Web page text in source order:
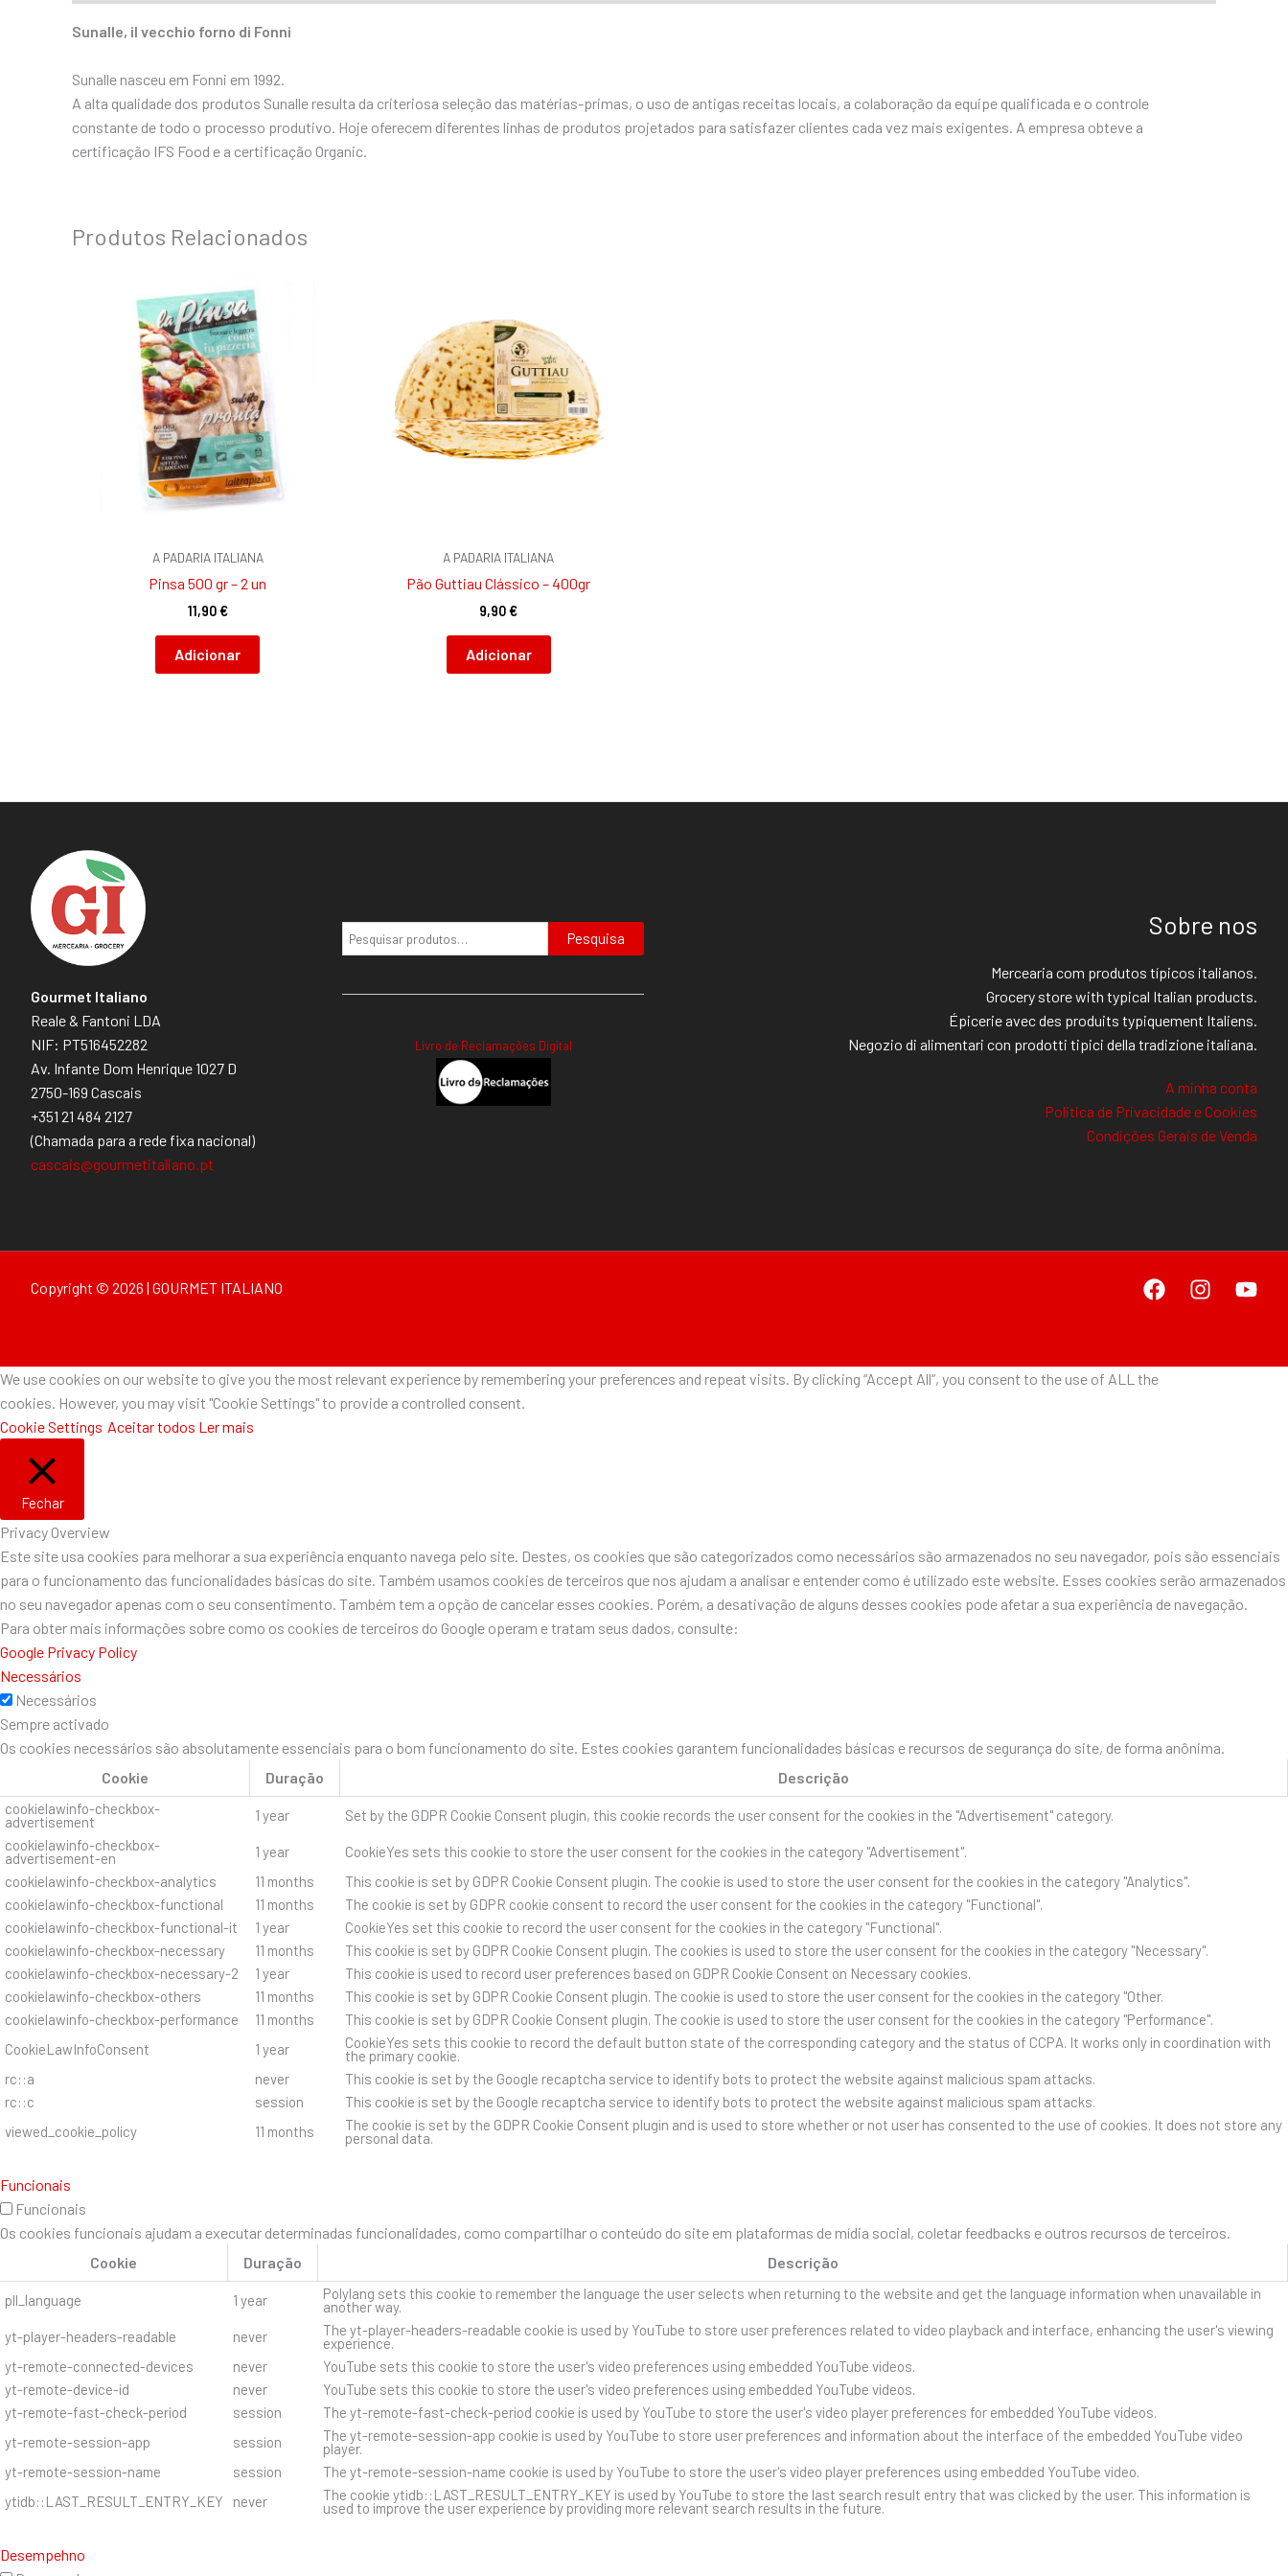
Sunalle, il vecchio forno di Fonni
Sunalle nasceu em Fonni em 1992.
A alta qualidade dos produtos Sunalle resulta da criteriosa seleção das matérias-primas, o uso de antigas receitas locais, a colaboração da equipe qualificada e o controle
constante de todo o processo produtivo. Hoje oferecem diferentes linhas de produtos projetados para satisfazer clientes cada vez mais exigentes. A empresa obteve a
certificação IFS Food e a certificação Organic.
Produtos Relacionados
A PADARIA ITALIANA
Pinsa 500 gr – 2 un
11,90€
Adicionar
A PADARIA ITALIANA
Pão Guttiau Clássico – 400gr
9,90€
Adicionar
Gourmet Italiano
Reale & Fantoni LDA
NIF: PT516452282
Av. Infante Dom Henrique 1027 D
2750-169 Cascais
+351 21 484 2127
(Chamada para a rede fixa nacional)
cascais@gourmetitaliano.pt
Pesquisa
Livro de Reclamações Digital
Sobre nos
Mercearia com produtos típicos italianos.
Grocery store with typical Italian products.
Épicerie avec des produits typiquement Italiens.
Negozio di alimentari con prodotti tipici della tradizione italiana.
A minha conta
Politica de Privacidade e Cookies
Condições Gerais de Venda
Copyright © 2026 | GOURMET ITALIANO
We use cookies on our website to give you the most relevant experience by remembering your preferences and repeat visits. By clicking “Accept All”, you consent to the use of ALL the
cookies. However, you may visit "Cookie Settings" to provide a controlled consent.
Cookie Settings Aceitar todos Ler mais
Fechar
Privacy Overview
Este site usa cookies para melhorar a sua experiência enquanto navega pelo site. Destes, os cookies que são categorizados como necessários são armazenados no seu navegador, pois são essenciais
para o funcionamento das funcionalidades básicas do site. Também usamos cookies de terceiros que nos ajudam a analisar e entender como é utilizado este website. Esses cookies serão armazenados
no seu navegador apenas com o seu consentimento. Também tem a opção de cancelar esses cookies. Porém, a desativação de alguns desses cookies pode afetar a sua experiência de navegação.
Para obter mais informações sobre como os cookies de terceiros do Google operam e tratam seus dados, consulte:
Google Privacy Policy
Necessários
Necessários
Sempre activado
Os cookies necessários são absolutamente essenciais para o bom funcionamento do site. Estes cookies garantem funcionalidades básicas e recursos de segurança do site, de forma anônima.
Cookie
Duração Descrição
cookielawinfo-checkbox-
advertisement 1 year
Set by the GDPR Cookie Consent plugin, this cookie records the user consent for the cookies in the "Advertisement" category.
cookielawinfo-checkbox-
advertisement-en 1 year
CookieYes sets this cookie to store the user consent for the cookies in the category "Advertisement".
cookielawinfo-checkbox-analytics
11 months
This cookie is set by GDPR Cookie Consent plugin. The cookie is used to store the user consent for the cookies in the category "Analytics".
cookielawinfo-checkbox-functional
11 months
The cookie is set by GDPR cookie consent to record the user consent for the cookies in the category "Functional".
cookielawinfo-checkbox-functional-it
1 year
CookieYes set this cookie to record the user consent for the cookies in the category "Functional".
cookielawinfo-checkbox-necessary
11 months
This cookie is set by GDPR Cookie Consent plugin. The cookies is used to store the user consent for the cookies in the category "Necessary".
cookielawinfo-checkbox-necessary-2
1 year
This cookie is used to record user preferences based on GDPR Cookie Consent on Necessary cookies.
cookielawinfo-checkbox-others
11 months
This cookie is set by GDPR Cookie Consent plugin. The cookie is used to store the user consent for the cookies in the category "Other.
cookielawinfo-checkbox-performance
11 months
This cookie is set by GDPR Cookie Consent plugin. The cookie is used to store the user consent for the cookies in the category "Performance".
CookieLawInfoConsent
1 year CookieYes sets this cookie to record the default button state of the corresponding category and the status of CCPA. It works only in coordination with
the primary cookie.
rc::a
never
This cookie is set by the Google recaptcha service to identify bots to protect the website against malicious spam attacks.
rc::c
session
This cookie is set by the Google recaptcha service to identify bots to protect the website against malicious spam attacks.
viewed_cookie_policy
11 months The cookie is set by the GDPR Cookie Consent plugin and is used to store whether or not user has consented to the use of cookies. It does not store any
personal data.
Funcionais
Funcionais
Os cookies funcionais ajudam a executar determinadas funcionalidades, como compartilhar o conteúdo do site em plataformas de mídia social, coletar feedbacks e outros recursos de terceiros.
Cookie
Duração Descrição
pll_language 1 year Polylang sets this cookie to remember the language the user selects when returning to the website and get the language information when unavailable in
another way.
yt-player-headers-readable
never The yt-player-headers-readable cookie is used by YouTube to store user preferences related to video playback and interface, enhancing the user's viewing
experience.
yt-remote-connected-devices
never
YouTube sets this cookie to store the user's video preferences using embedded YouTube videos.
yt-remote-device-id
never
YouTube sets this cookie to store the user's video preferences using embedded YouTube videos.
yt-remote-fast-check-period
session
The yt-remote-fast-check-period cookie is used by YouTube to store the user's video player preferences for embedded YouTube videos.
yt-remote-session-app
session The yt-remote-session-app cookie is used by YouTube to store user preferences and information about the interface of the embedded YouTube video
player.
yt-remote-session-name
session
The yt-remote-session-name cookie is used by YouTube to store the user's video player preferences using embedded YouTube video.
ytidb::LAST_RESULT_ENTRY_KEY
never The cookie ytidb::LAST_RESULT_ENTRY_KEY is used by YouTube to store the last search result entry that was clicked by the user. This information is
used to improve the user experience by providing more relevant search results in the future.
Desempehno